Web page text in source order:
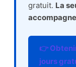
gratuit. La
👉
jours